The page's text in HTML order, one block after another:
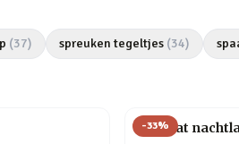
(37) spreuken tegeltjes (34)
-33%
Mini kat